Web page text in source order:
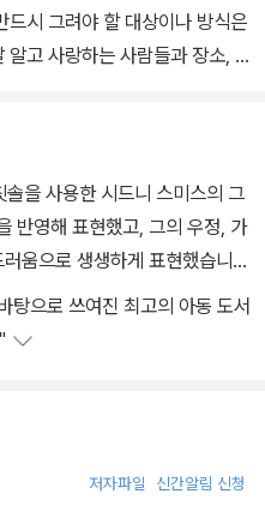
시 그려야 할 대상이나 방식은
고 사랑하는 사람들과 장소, 심
름다운 우정을 그린 이 이야기
삶을 바탕으로 작가의 상상력
글은 사실과 허구를 능숙한 솜
과정을 들려주면서, 진정한 예
를 잔잔하게 펼쳐 놓았고, 시드
슴 뭉클한 우정을 잘 표현했을
》는 따분해 보이는 일상을 애정
을 사용한 시드니 스미스의 그
반영해 표현했고, 그의 우정, 가
움으로 생생하게 표현했습니
탕으로 쓰여진 최고의 아동 도서
저자파일 신간알림 신청